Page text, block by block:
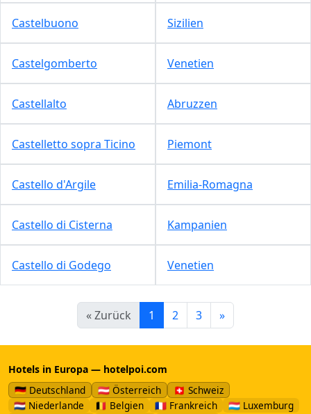
Castelbuono Sizilien
Castelgomberto Venetien
Castellalto Abruzzen
Castelletto sopra Ticino Piemont
Castello d'Argile Emilia-Romagna
Castello di Cisterna Kampanien
Castello di Godego Venetien
« Zurück 1 2 3 »
Hotels in Europa — hotelpoi.com
🇩🇪 Deutschland
🇦🇹 Österreich
🇨🇭 Schweiz
🇳🇱 Niederlande
🇧🇪 Belgien 🇫🇷 Frankreich
🇱🇺 Luxemburg